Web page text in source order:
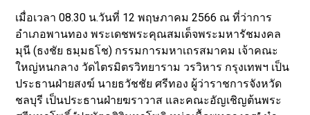
เมื่อเวลา 08.30 น.วันที่ 12 พฤษภาคม 2566 ณ ที่ว่าการ
อำเภอพานทอง พระเดชพระคุณสมเด็จพระมหารัชมงคล
มุนี (ธงชัย ธมฺมธโช) กรรมการมหาเถรสมาคม เจ้าคณะ
ใหญ่หนกลาง วัดไตรมิตรวิทยาราม วรวิหาร กรุงเทพฯ เป็น
ประธานฝ่ายสงฆ์ นายธวัชชัย ศรีทอง ผู้ว่าราชการจังหวัด
ชลบุรี เป็นประธานฝ่ายฆราวาส และคณะอัญเชิญต้นพระ